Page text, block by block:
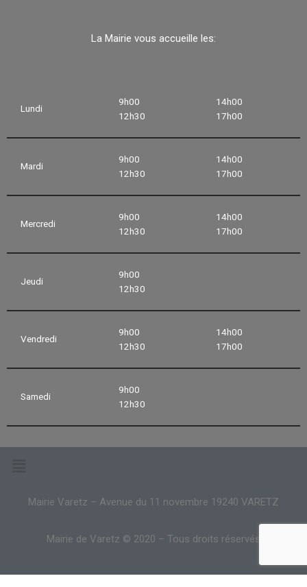
La Mairie vous accueille les:
Lundi
9h00
12h30
14h00
17h00
Mardi
9h00
12h30
14h00
17h00
Mercredi
9h00
12h30
14h00
17h00
Jeudi
9h00
12h30
Vendredi
9h00
12h30
14h00
17h00
Samedi
9h00
12h30
Mairie Varetz – Avenue du 11 novembre 19240 VARETZ
Mairie de Varetz © 2020 – Tous droits réservés